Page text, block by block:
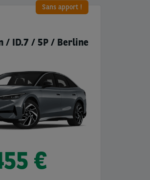
Sans apport !
/ ID.7 / 5P / Berline
€